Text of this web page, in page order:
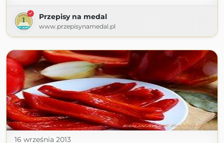
Przepisy na medal
www.przepisynamedal.pl
16 września 2013